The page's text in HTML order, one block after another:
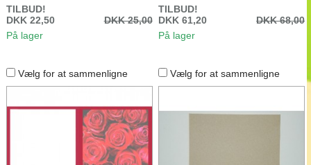
TILBUD!
DKK 22,50
DKK 25,00
På lager
TILBUD!
DKK 61,20
DKK 68,00
På lager
Vælg for at sammenligne Vælg for at sammenligne